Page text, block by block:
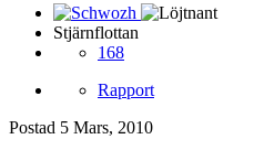
Stjärnflottan
168
Rapport
Postad 5 Mars, 2010